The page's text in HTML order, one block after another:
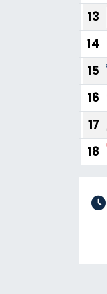
13
14
15
16
17
18
SAĞLIK
Teknoloji
TÜRKiYE